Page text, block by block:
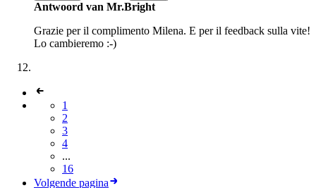
Antwoord van Mr.Bright
Grazie per il complimento Milena. E per il feedback sulla vite!
Lo cambieremo :-)
1
2
3
4
...
16
Volgende pagina